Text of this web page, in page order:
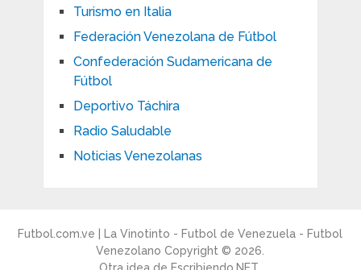
Turismo en Italia
Federación Venezolana de Fútbol
Confederación Sudamericana de
Fútbol
Deportivo Táchira
Radio Saludable
Noticias Venezolanas
Futbol.com.ve | La Vinotinto - Futbol de Venezuela - Futbol
Venezolano Copyright © 2026.